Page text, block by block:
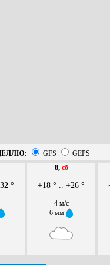
GFS
GEPS
°
8, сб
+18 ° .. +26 °
4 м/с
6 мм